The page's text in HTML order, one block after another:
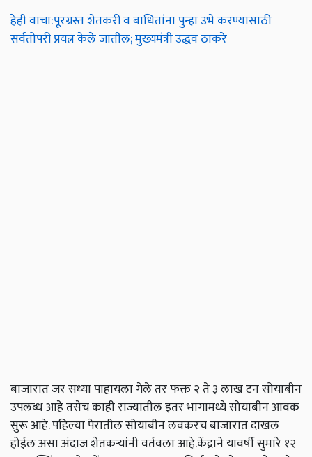
हेही वाचा:पूरग्रस्त शेतकरी व बाधितांना पुन्हा उभे करण्यासाठी
सर्वतोपरी प्रयत्न केले जातील; मुख्यमंत्री उद्धव ठाकरे
बाजारात जर सध्या पाहायला गेले तर फक्त २ ते ३ लाख टन सोयाबीन
उपलब्ध आहे तसेच काही राज्यातील इतर भागामध्ये सोयाबीन आवक
सुरू आहे. पहिल्या पेरातील सोयाबीन लवकरच बाजारात दाखल
होईल असा अंदाज शेतकऱ्यांनी वर्तवला आहे.केंद्राने यावर्षी सुमारे १२